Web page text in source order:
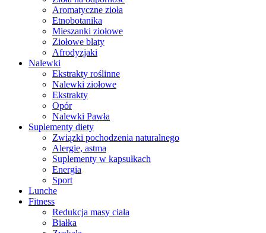
Aromatyczne zioła
Etnobotanika
Mieszanki ziołowe
Ziołowe blaty
Afrodyzjaki
Nalewki
Ekstrakty roślinne
Nalewki ziołowe
Ekstrakty
Opór
Nalewki Pawła
Suplementy diety
Związki pochodzenia naturalnego
Alergie, astma
Suplementy w kapsułkach
Energia
Sport
Lunche
Fitness
Redukcja masy ciała
Białka